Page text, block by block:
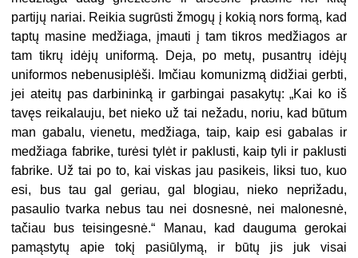
partijų nariai. Reikia sugrūsti žmogų į kokią nors formą, kad
taptų masine medžiaga, įmauti į tam tikros medžiagos ar
tam tikrų idėjų uniformą. Deja, po metų, pusantrų idėjų
uniformos nebenusiplėši. Imčiau komunizmą didžiai gerbti,
jei ateitų pas darbininką ir garbingai pasakytų: „Kai ko iš
tavęs reikalauju, bet nieko už tai nežadu, noriu, kad būtum
man gabalu, vienetu, medžiaga, taip, kaip esi gabalas ir
medžiaga fabrike, turėsi tylėt ir paklusti, kaip tyli ir paklusti
fabrike. Už tai po to, kai viskas jau pasikeis, liksi tuo, kuo
esi, bus tau gal geriau, gal blogiau, nieko neprižadu,
pasaulio tvarka nebus tau nei dosnesnė, nei malonesnė,
tačiau bus teisingesnė.“ Manau, kad dauguma gerokai
pamąstytų apie tokį pasiūlymą, ir būtų jis juk visai